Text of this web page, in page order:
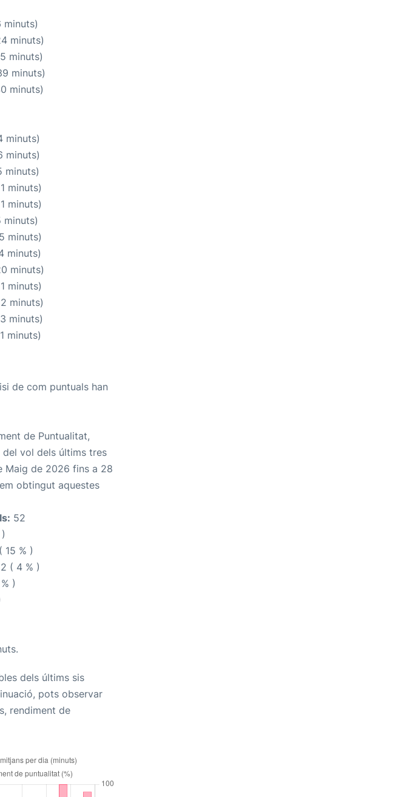
minuts)
minuts)
minuts)
minuts)
minuts)
minuts)
minuts)
minuts)
minuts)
minuts)
minuts)
minuts)
minuts)
minuts)
minuts)
minuts)
minuts)
minuts)
de com puntuals han
de Puntualitat,
vol dels últims tres
Maig de 2026 fins a 28
obtingut aquestes
52
15 % )
2 ( 4 % )
)
dels últims sis
pots observar
rendiment de